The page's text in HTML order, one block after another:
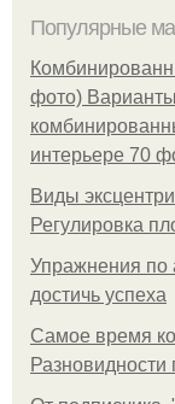
Популярные
фото)
интерьере 70
Виды
Регулировка
Упражнения по
достичь успеха
Самое время
Разновидности